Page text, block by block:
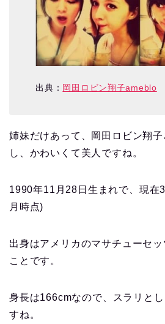
出典： 岡田ロビン翔子ameblo
姉妹だけあって、岡田ロビン翔
し、かわいくて美人ですね。
1990年11月28日生まれで、現在
月時点)
出身はアメリカのマサチューセ
ことです。
身長は166cmなので、スラリと
すね。